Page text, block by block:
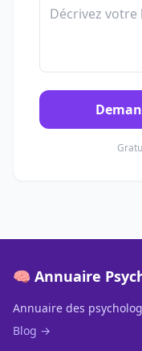
🧠 Annuaire
Annuaire des
Blog →